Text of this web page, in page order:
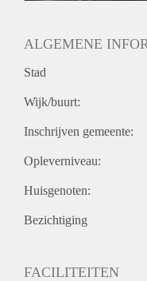
ALGEMENE
Stad
Wijk/buurt:
Inschrijven gemeente:
Opleverniveau:
Huisgenoten:
Bezichtiging
FACILITEITEN